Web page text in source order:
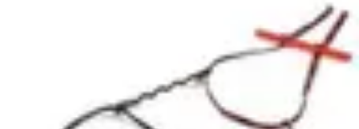
Création de JeuxJeux de